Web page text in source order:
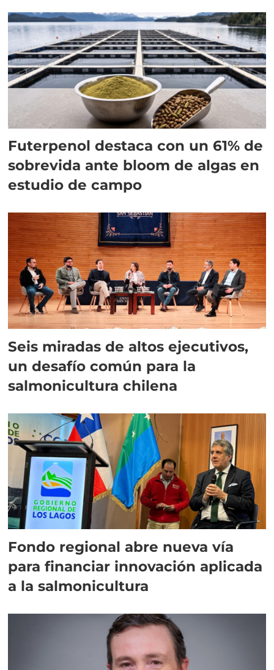
Futerpenol destaca con un 61% de
sobrevida ante bloom de algas en
estudio de campo
Seis miradas de altos ejecutivos,
un desafío común para la
salmonicultura chilena
Fondo regional abre nueva vía
para financiar innovación aplicada
a la salmonicultura